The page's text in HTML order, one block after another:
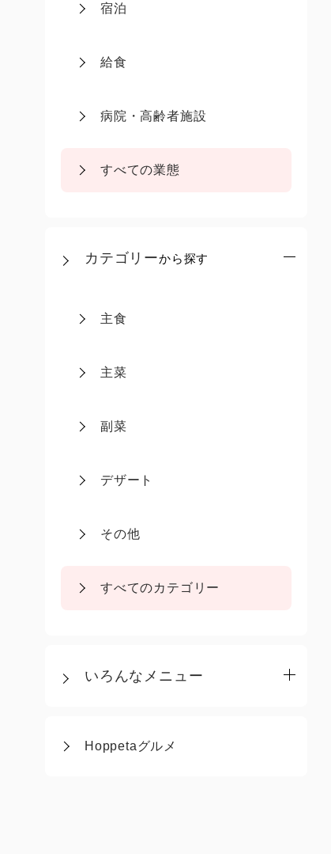
宿泊
給食
病院・高齢者施設
すべての業態
カテゴリーから探す
主食
主菜
副菜
デザート
その他
すべてのカテゴリー
いろんなメニュー
Hoppetaグルメ